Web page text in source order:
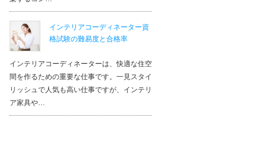
インテリアコーディネーター資
格試験の難易度と合格率
インテリアコーディネーターは、快適な住空
間を作るための重要な仕事です。一見スタイ
リッシュで人気も高い仕事ですが、インテリ
ア家具や…